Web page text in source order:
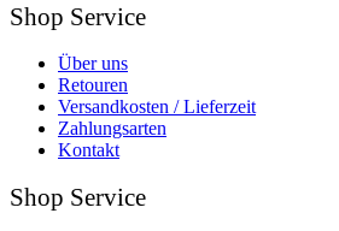
Shop Service
Über uns
Retouren
Versandkosten / Lieferzeit
Zahlungsarten
Kontakt
Shop Service